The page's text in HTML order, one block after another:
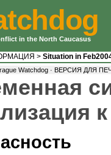
in the North Caucasus
> Situation in
Watchdog · ВЕРСИЯ ДЛЯ